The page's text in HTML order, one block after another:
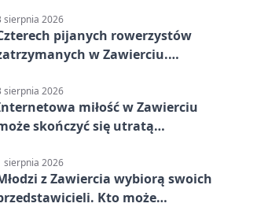
sierpnia 2026
pijanych rowerzystów
w Zawierciu.
sierpnia 2026
miłość w Zawierciu
skończyć się utratą
sierpnia 2026
z Zawiercia wybiorą swoich
Kto może